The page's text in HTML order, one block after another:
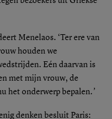
Menelaos. ‘Ter ere van
houden we
Eén daarvan is
met mijn vrouw, de
het onderwerp bepalen. ’
denken besluit Paris: